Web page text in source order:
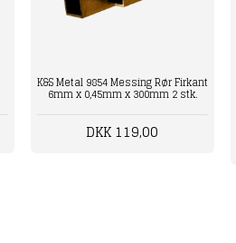
K&S Metal 9854 Messing Rør Firkant
6mm x 0,45mm x 300mm 2 stk.
DKK 119,00